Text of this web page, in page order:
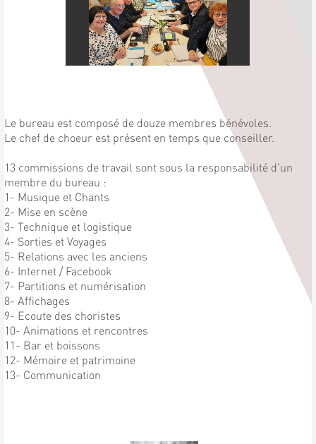
Le bureau est composé de douze membres bénévoles.
Le chef de choeur est présent en temps que conseiller.
13 commissions de travail sont sous la responsabilité d'un
membre du bureau :
1- Musique et Chants
2- Mise en scène
3- Technique et logistique
4- Sorties et Voyages
5- Relations avec les anciens
6- Internet / Facebook
7- Partitions et numérisation
8- Affichages
9- Ecoute des choristes
10- Animations et rencontres
11- Bar et boissons
12- Mémoire et patrimoine
13- Communication